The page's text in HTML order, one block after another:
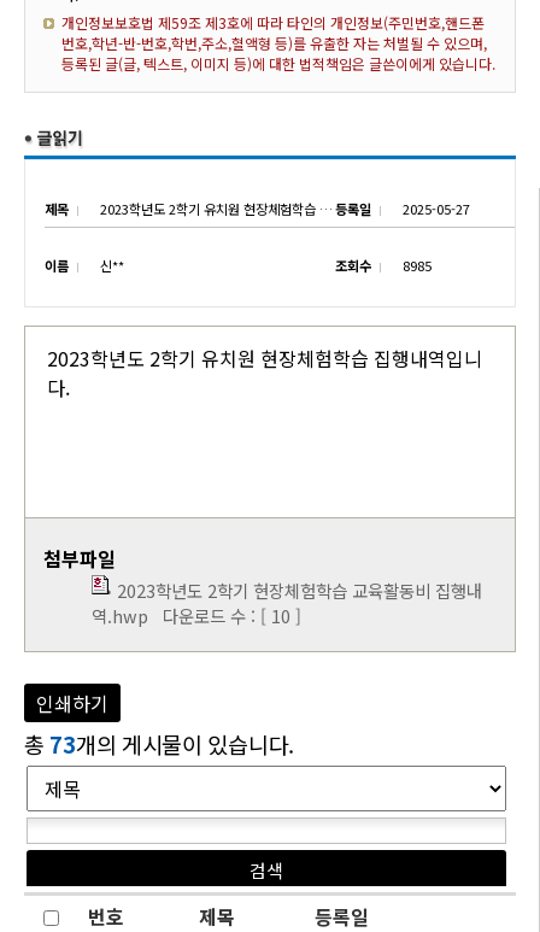
개인정보보호법 제59조 제3호에 따라 타인의 개인정보(주민번호,핸드폰
번호,학년-반-번호,학번,주소,혈액형 등)를 유출한 자는 처벌될 수 있으며,
등록된 글(글, 텍스트, 이미지 등)에 대한 법적책임은 글쓴이에게 있습니다.
제목 2023학년도 2학기 유치원 현장체험학습 집행내역등록일 2025-05-27
이름 신** 조회수 8985
2023학년도 2학기 유치원 현장체험학습 집행내역입니
다.
첨부파일
2023학년도 2학기 현장체험학습 교육활동비 집행내
역.hwp 다운로드 수 : [ 10 ]
인쇄하기
총 73개의 게시물이 있습니다.
번호 제목 등록일